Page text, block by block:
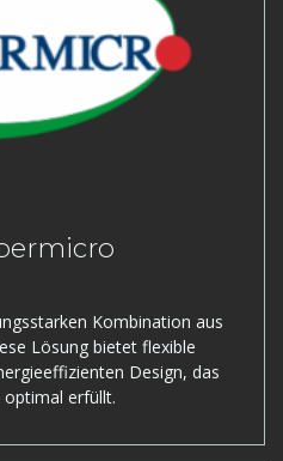
Kombination aus
Lösung bietet flexible
Design, das
optimal erfüllt.